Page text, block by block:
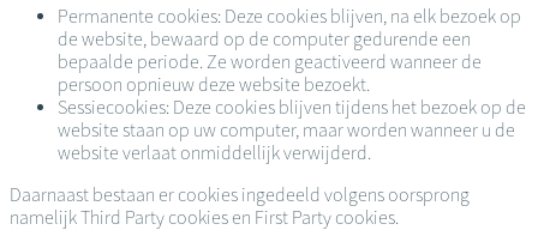
Permanente cookies: Deze cookies blijven, na elk bezoek op
de website, bewaard op de computer gedurende een
bepaalde periode. Ze worden geactiveerd wanneer de
persoon opnieuw deze website bezoekt.
Sessiecookies: Deze cookies blijven tijdens het bezoek op de
website staan op uw computer, maar worden wanneer u de
website verlaat onmiddellijk verwijderd.
Daarnaast bestaan er cookies ingedeeld volgens oorsprong
namelijk Third Party cookies en First Party cookies.